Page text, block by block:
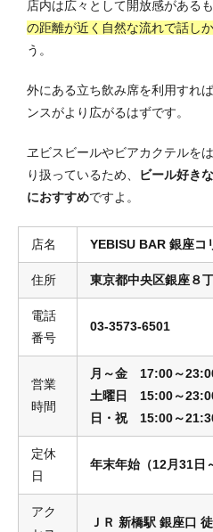
店内は広々として開放感があるも
の距離が近く自然な流れで話し
う。
外にある立ち飲み席を利用すれ
ンスがより広がるはずです。
ヱビスビールやビアカクテルを
り扱っているため、
ビール好き
におすすめですよ。
店名 YEBISU BAR 銀座コ
住所 東京都中央区銀座８
電話
番号
03-3573-6501
営業
時間
月～金 17:00～
土曜日 15:00～
日・祝 15:00～
定休
日
年末年始（12月31日
アク
ＪＲ 新橋駅 銀座口